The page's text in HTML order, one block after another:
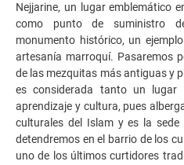
Nejjarine, un lugar emblemático
como punto de suministro
monumento histórico, un
artesanía marroquí. Pasaremos
de las mezquitas más antiguas y
es considerada tanto un
aprendizaje y cultura, pues
culturales del Islam y es la
detendremos en el barrio de los
uno de los últimos curtidores